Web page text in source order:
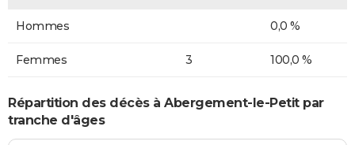
Hommes 0,0 %
Femmes 3 100,0 %
Répartition des décès à Abergement-le-Petit par
tranche d'âges